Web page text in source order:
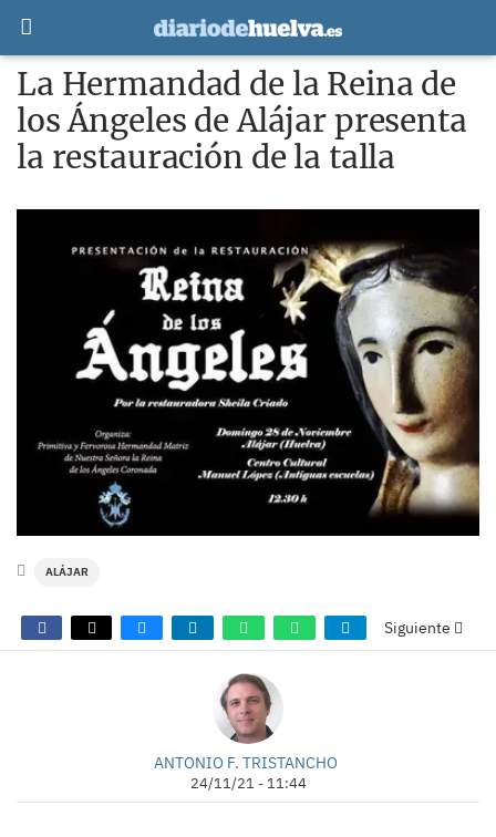
La Hermandad de la Reina de
los Ángeles de Alájar presenta
la restauración de la talla
ALÁJAR
Siguiente
ANTONIO F. TRISTANCHO
24/11/21 - 11:44